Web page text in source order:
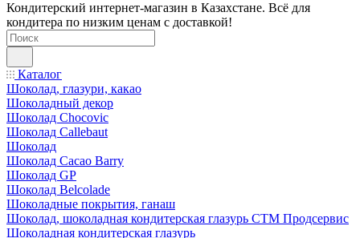
Кондитерский интернет-магазин в Казахстане. Всё для
кондитера по низким ценам с доставкой!
Каталог
Шоколад, глазури, какао
Шоколадный декор
Шоколад Chocovic
Шоколад Callebaut
Шоколад
Шоколад Cacao Barry
Шоколад GP
Шоколад Belcolade
Шоколадные покрытия, ганаш
Шоколад, шоколадная кондитерская глазурь СТМ Продсервис
Шоколадная кондитерская глазурь